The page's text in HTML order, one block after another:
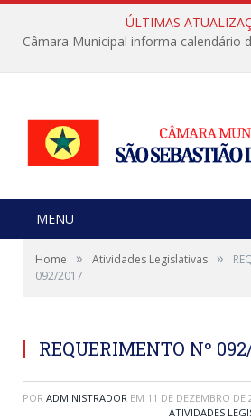
ÚLTIMAS
MENU
Home » Atividades Legislativas »
092/2017
REQUERIMENTO Nº
POR ADMINISTRADOR EM 11 DE DEZEMBRO DE
ATIVIDADES